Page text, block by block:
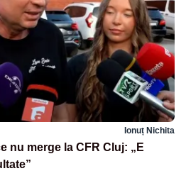
Ionuț Nichita
nu merge la CFR Cluj: „E